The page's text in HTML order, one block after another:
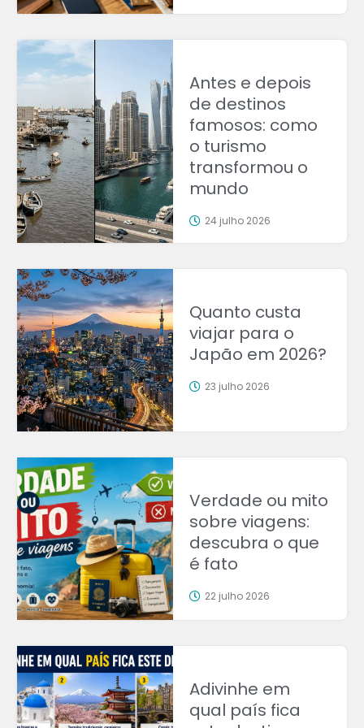
Antes e depois
de destinos
famosos: como
o turismo
transformou o
mundo
24 julho 2026
Quanto custa
viajar para o
Japão em 2026?
23 julho 2026
Verdade ou mito
sobre viagens:
descubra o que
é fato
22 julho 2026
Adivinhe em
qual país fica